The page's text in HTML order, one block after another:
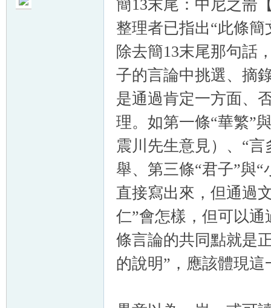
簡13末尾：中尼之耑
整理者已指出“此條
除去簡13末尾那句話
子的言論中挑選、摘
是通過肯定一方面、
理。如第一條“華繁”
震川先生意見）、“言
舉、第三條“君子”與
直接寫出來，但通過
仁”會怎樣，但可以
條言論的共同點就是
的說明”，應該體現這